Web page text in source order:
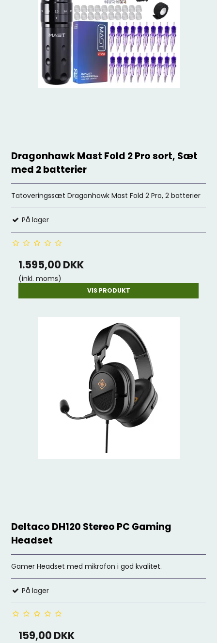
Dragonhawk Mast Fold 2 Pro sort, Sæt
med 2 batterier
Tatoveringssæt Dragonhawk Mast Fold 2 Pro, 2 batterier
På lager
1.595,00 DKK
(inkl. moms)
VIS PRODUKT
Deltaco DH120 Stereo PC Gaming
Headset
Gamer Headset med mikrofon i god kvalitet.
På lager
159,00 DKK